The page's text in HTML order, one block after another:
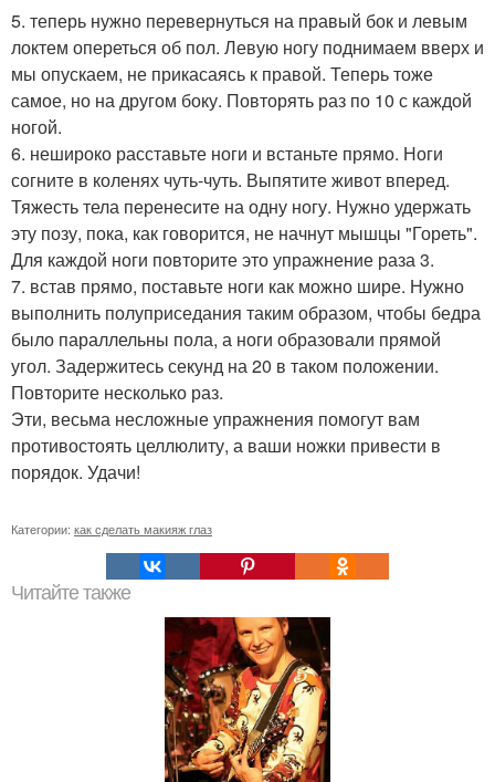
5. теперь нужно перевернуться на правый бок и левым
локтем опереться об пол. Левую ногу поднимаем вверх и
мы опускаем, не прикасаясь к правой. Теперь тоже
самое, но на другом боку. Повторять раз по 10 с каждой
ногой.
6. нешироко расставьте ноги и встаньте прямо. Ноги
согните в коленях чуть-чуть. Выпятите живот вперед.
Тяжесть тела перенесите на одну ногу. Нужно удержать
эту позу, пока, как говорится, не начнут мышцы "Гореть".
Для каждой ноги повторите это упражнение раза 3.
7. встав прямо, поставьте ноги как можно шире. Нужно
выполнить полуприседания таким образом, чтобы бедра
было параллельны пола, а ноги образовали прямой
угол. Задержитесь секунд на 20 в таком положении.
Повторите несколько раз.
Эти, весьма несложные упражнения помогут вам
противостоять целлюлиту, а ваши ножки привести в
порядок. Удачи!
Категории: как сделать макияж глаз
Читайте также